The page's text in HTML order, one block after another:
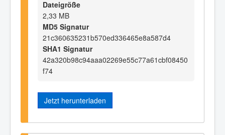
Dateigröße
2,33 MB
MD5 Signatur
21c360635231b570ed336465e8a587d4
SHA1 Signatur
42a320b98c94aaa02269e55c77a61cbf08450
f74
Jetzt herunterladen